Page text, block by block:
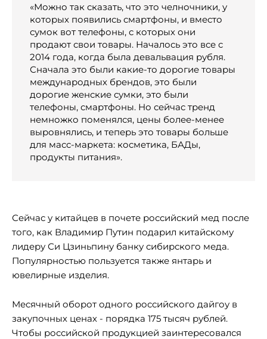
«Можно так сказать, что это челночники, у
которых появились смартфоны, и вместо
сумок вот телефоны, с которых они
продают свои товары. Началось это все с
2014 года, когда была девальвация рубля.
Сначала это были какие-то дорогие товары
международных брендов, это были
дорогие женские сумки, это были
телефоны, смартфоны. Но сейчас тренд
немножко поменялся, цены более-менее
выровнялись, и теперь это товары больше
для масс-маркета: косметика, БАДы,
продукты питания».
Сейчас у китайцев в почете российский мед после
того, как Владимир Путин подарил китайскому
лидеру Си Цзиньпину банку сибирского меда.
Популярностью пользуется также янтарь и
ювелирные изделия.
Месячный оборот одного российского дайгоу в
закупочных ценах - порядка 175 тысяч рублей.
Чтобы российской продукцией заинтересовался